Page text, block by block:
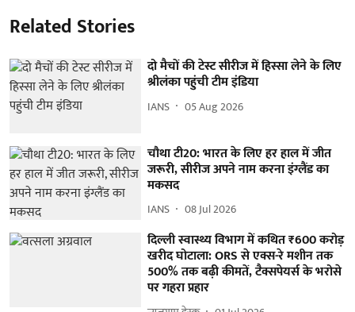
Related Stories
दो मैचों की टेस्ट सीरीज में हिस्सा लेने के लिए
श्रीलंका पहुंची टीम इंडिया
IANS 05 Aug 2026
चौथा टी20: भारत के लिए हर हाल में जीत
जरूरी, सीरीज अपने नाम करना इंग्लैंड का
मकसद
IANS 08 Jul 2026
दिल्ली स्वास्थ्य विभाग में कथित ₹600 करोड़
खरीद घोटाला: ORS से एक्स-रे मशीन तक
500% तक बढ़ी कीमतें, टैक्सपेयर्स के भरोसे
पर गहरा प्रहार